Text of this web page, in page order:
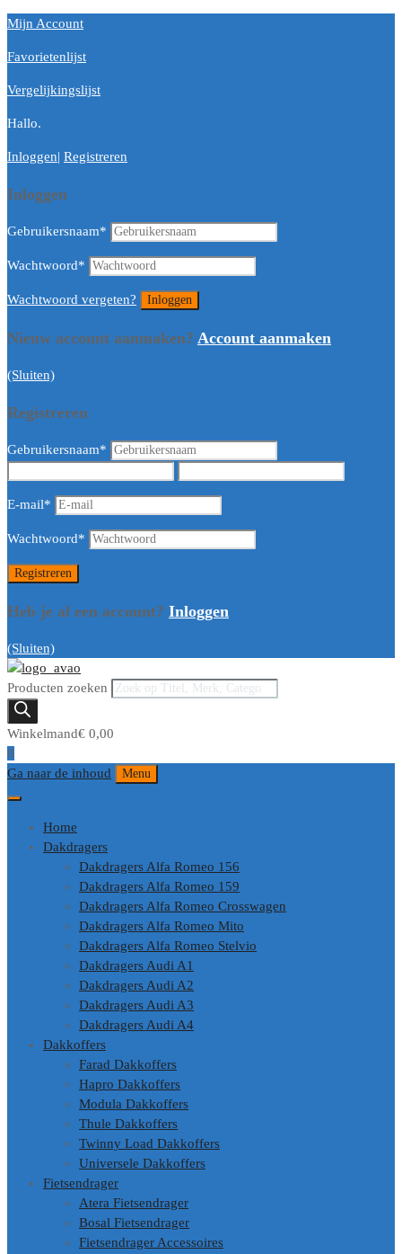
Mijn Account
Favorietenlijst
Vergelijkingslijst
Hallo.
Inloggen| Registreren
Inloggen
Gebruikersnaam*
Wachtwoord*
Wachtwoord vergeten?
Nieuw account aanmaken? Account aanmaken
(Sluiten)
Registreren
Gebruikersnaam*
E-mail*
Wachtwoord*
Heb je al een account? Inloggen
(Sluiten)
Producten zoeken
Winkelmand€ 0,00
0
Ga naar de inhoud
Menu
Home
Dakdragers
Dakdragers Alfa Romeo 156
Dakdragers Alfa Romeo 159
Dakdragers Alfa Romeo Crosswagen
Dakdragers Alfa Romeo Mito
Dakdragers Alfa Romeo Stelvio
Dakdragers Audi A1
Dakdragers Audi A2
Dakdragers Audi A3
Dakdragers Audi A4
Dakkoffers
Farad Dakkoffers
Hapro Dakkoffers
Modula Dakkoffers
Thule Dakkoffers
Twinny Load Dakkoffers
Universele Dakkoffers
Fietsendrager
Atera Fietsendrager
Bosal Fietsendrager
Fietsendrager Accessoires